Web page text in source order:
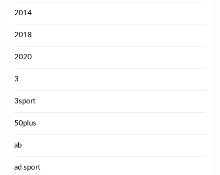
2014
2018
2020
3
3sport
50plus
ab
ad sport